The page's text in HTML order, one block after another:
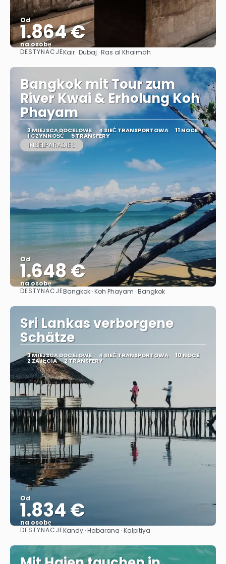
Od
1.864 €
na osobę
Zobacz
DESTYNACJEKair · Dubaj · Ras al Khaimah
Bangkok mit Tour zum
River Kwai & Erholung Koh
Phayam
3 MIEJSCA DOCELOWE 4 SIEĆ TRANSPORTOWA 11 NOCE
1 CZYNNOŚĆ 5 TRANSFERY
INSELPARADIES
Od
1.648 €
na osobę
Zobacz
DESTYNACJEBangkok · Koh Phayam · Bangkok
Sri Lankas verborgene
Schätze
3 MIEJSCA DOCELOWE 4 SIEĆ TRANSPORTOWA 10 NOCE
2 ZAJĘCIA 2 TRANSFERY
Od
1.834 €
na osobę
Zobacz
DESTYNACJEKandy · Habarana · Kalpitiya